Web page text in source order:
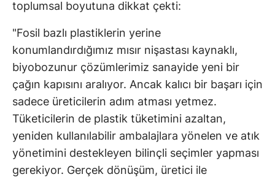
toplumsal boyutuna dikkat çekti:
"Fosil bazlı plastiklerin yerine
konumlandırdığımız mısır nişastası kaynaklı,
biyobozunur çözümlerimiz sanayide yeni bir
çağın kapısını aralıyor. Ancak kalıcı bir başarı için
sadece üreticilerin adım atması yetmez.
Tüketicilerin de plastik tüketimini azaltan,
yeniden kullanılabilir ambalajlara yönelen ve atık
yönetimini destekleyen bilinçli seçimler yapması
gerekiyor. Gerçek dönüşüm, üretici ile